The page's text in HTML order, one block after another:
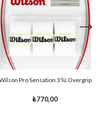
Pro Sensation 3'lü Overgrip
₺770,00